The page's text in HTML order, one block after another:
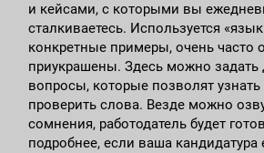
и кейсами, с которыми вы
сталкиваетесь. Используется
конкретные примеры, очень часто
приукрашены. Здесь можно
вопросы, которые позволят узнать
проверить слова. Везде можно
сомнения, работодатель будет
подробнее, если ваша кандидатура